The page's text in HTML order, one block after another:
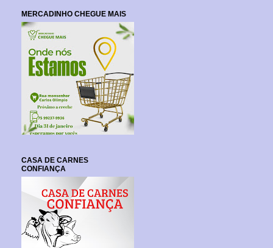
MERCADINHO CHEGUE MAIS
CASA DE CARNES
CONFIANÇA